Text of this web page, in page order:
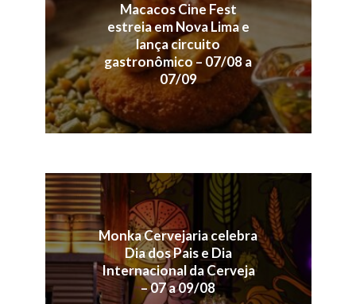
Macacos Cine Fest
estreia em Nova Lima e
lança circuito
gastronômico – 07/08 a
07/09
Monka Cervejaria celebra
Dia dos Pais e Dia
Internacional da Cerveja
– 07 a 09/08